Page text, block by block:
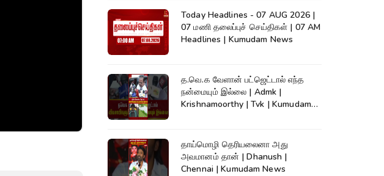
Today Headlines - 07 AUG 2026 |
07 மணி தலைப்புச் செய்திகள் | 07 AM
Headlines | Kumudam News
த.வெ.க வேளான் பட்ஜெட்டால் எந்த
நன்மையும் இல்லை | Admk |
Krishnamoorthy | Tvk | Kumudam
தாய்மொழி தெரியலைனா அது
அவமானம் தான் | Dhanush |
Chennai | Kumudam News